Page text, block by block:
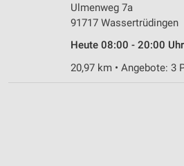
Ulmenweg 7a
91717 Wassertrüdingen
Heute 08:00 - 20:00
20,97 km • Angebote: 3